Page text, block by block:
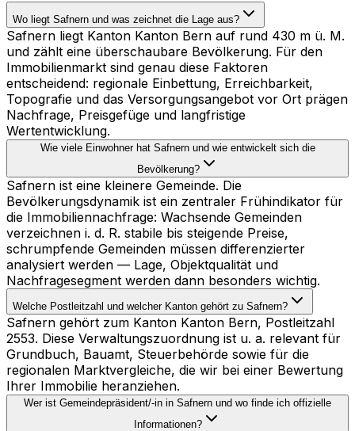
Wo liegt Safnern und was zeichnet die Lage aus?
Safnern liegt Kanton Kanton Bern auf rund 430 m ü. M.
und zählt eine überschaubare Bevölkerung. Für den
Immobilienmarkt sind genau diese Faktoren
entscheidend: regionale Einbettung, Erreichbarkeit,
Topografie und das Versorgungsangebot vor Ort prägen
Nachfrage, Preisgefüge und langfristige
Wertentwicklung.
Wie viele Einwohner hat Safnern und wie entwickelt sich die
Bevölkerung?
Safnern ist eine kleinere Gemeinde. Die
Bevölkerungsdynamik ist ein zentraler Frühindikator für
die Immobiliennachfrage: Wachsende Gemeinden
verzeichnen i. d. R. stabile bis steigende Preise,
schrumpfende Gemeinden müssen differenzierter
analysiert werden — Lage, Objektqualität und
Nachfragesegment werden dann besonders wichtig.
Welche Postleitzahl und welcher Kanton gehört zu Safnern?
Safnern gehört zum Kanton Kanton Bern, Postleitzahl
2553. Diese Verwaltungszuordnung ist u. a. relevant für
Grundbuch, Bauamt, Steuerbehörde sowie für die
regionalen Marktvergleiche, die wir bei einer Bewertung
Ihrer Immobilie heranziehen.
Wer ist Gemeindepräsident/-in in Safnern und wo finde ich offizielle
Informationen?